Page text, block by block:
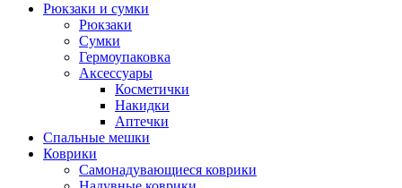
Рюкзаки и сумки
Рюкзаки
Сумки
Гермоупаковка
Аксессуары
Косметички
Накидки
Аптечки
Спальные мешки
Коврики
Самонадувающиеся коврики